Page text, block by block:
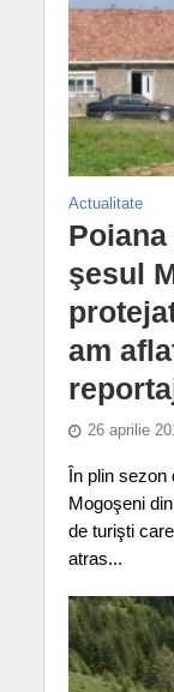
Actualitate
şesul
am
26 aprilie
În plin sezon
Mogoşeni
de turişti
atras...